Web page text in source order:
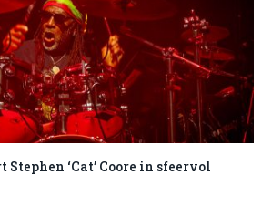
‘Cat’ Coore in sfeervol